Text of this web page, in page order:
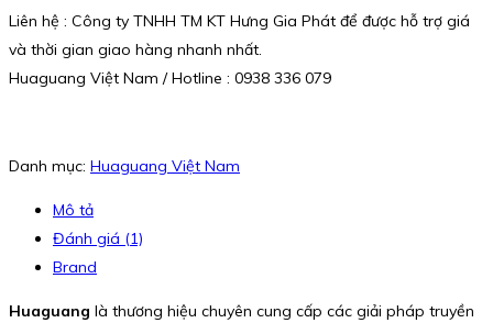
Liên hệ : Công ty TNHH TM KT Hưng Gia Phát để được hỗ trợ giá
và thời gian giao hàng nhanh nhất.
Huaguang Việt Nam / Hotline : 0938 336 079
Danh mục: Huaguang Việt Nam
Mô tả
Đánh giá (1)
Brand
Huaguang là thương hiệu chuyên cung cấp các giải pháp truyền